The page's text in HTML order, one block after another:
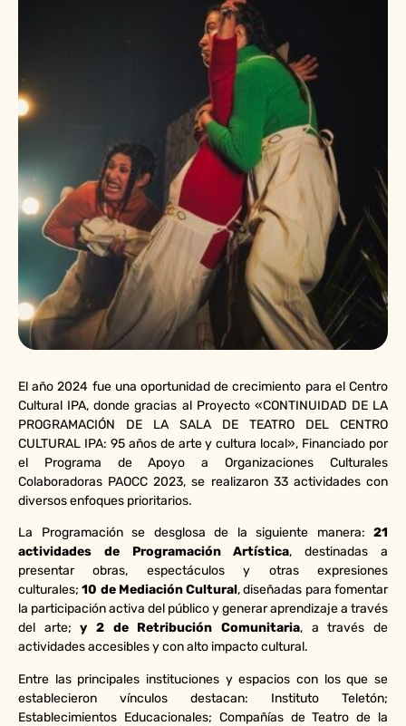
El año 2024 fue una oportunidad de crecimiento para el Centro
Cultural IPA, donde gracias al Proyecto «CONTINUIDAD DE LA
PROGRAMACIÓN DE LA SALA DE TEATRO DEL CENTRO
CULTURAL IPA: 95 años de arte y cultura local», Financiado por
el Programa de Apoyo a Organizaciones Culturales
Colaboradoras PAOCC 2023, se realizaron 33 actividades con
diversos enfoques prioritarios.
La Programación se desglosa de la siguiente manera: 21
actividades de Programación Artística, destinadas a
presentar obras, espectáculos y otras expresiones
culturales;10 de Mediación Cultural, diseñadas para fomentar
la participación activa del público y generar aprendizaje a través
del arte;y 2 de Retribución Comunitaria, a través de
actividades accesibles y con alto impacto cultural.
Entre las principales instituciones y espacios con los que se
establecieron vínculos destacan: Instituto Teletón;
Establecimientos Educacionales; Compañías de Teatro de la